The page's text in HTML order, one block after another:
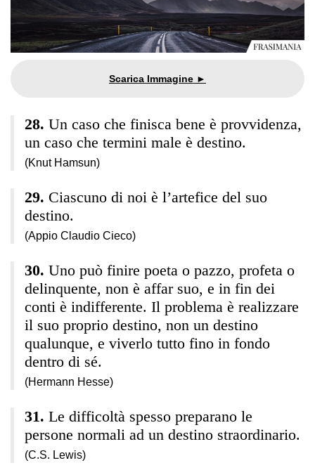
Un caso che finisca bene è provvidenza,
un caso che termini male è destino.
(Knut Hamsun)
Ciascuno di noi è l’artefice del suo
destino.
(Appio Claudio Cieco)
Uno può finire poeta o pazzo, profeta o
delinquente, non è affar suo, e in fin dei
conti è indifferente. Il problema è realizzare
il suo proprio destino, non un destino
qualunque, e viverlo tutto fino in fondo
dentro di sé.
(Hermann Hesse)
Le difficoltà spesso preparano le
persone normali ad un destino straordinario.
(C.S. Lewis)